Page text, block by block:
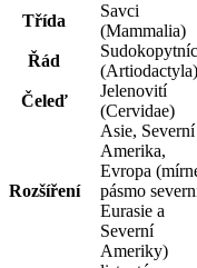
Třída
Savci
(Mammalia)
Řád
(Artiodactyla)
Čeleď
Jelenovití
(Cervidae)
Rozšíření
Asie, Severní
Amerika,
Evropa
pásmo
Eurasie a
Severní
Ameriky)